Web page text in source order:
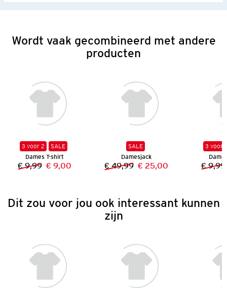
Wordt vaak gecombineerd met andere
producten
3 voor 2
SALE
Dames T-shirt
Vorige prijs:
€ 9,99 Nieuwe prijs:
€ 9,00
SALE
Damesjack
Vorige prijs:
€ 49,99 Nieuwe prijs:
€ 25,00
3 voor
€ 9,99
Dit zou voor jou ook interessant kunnen
zijn